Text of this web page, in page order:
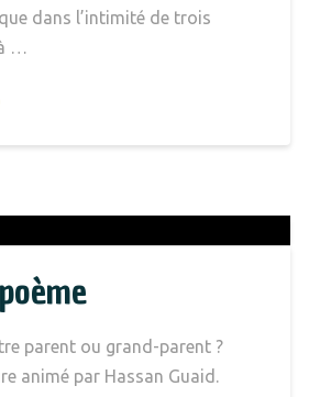
dans l’intimité de trois
…
parent ou grand-parent ?
animé par Hassan Guaid.